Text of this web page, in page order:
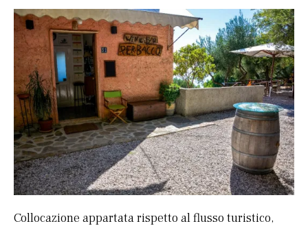
Collocazione appartata rispetto al flusso turistico,